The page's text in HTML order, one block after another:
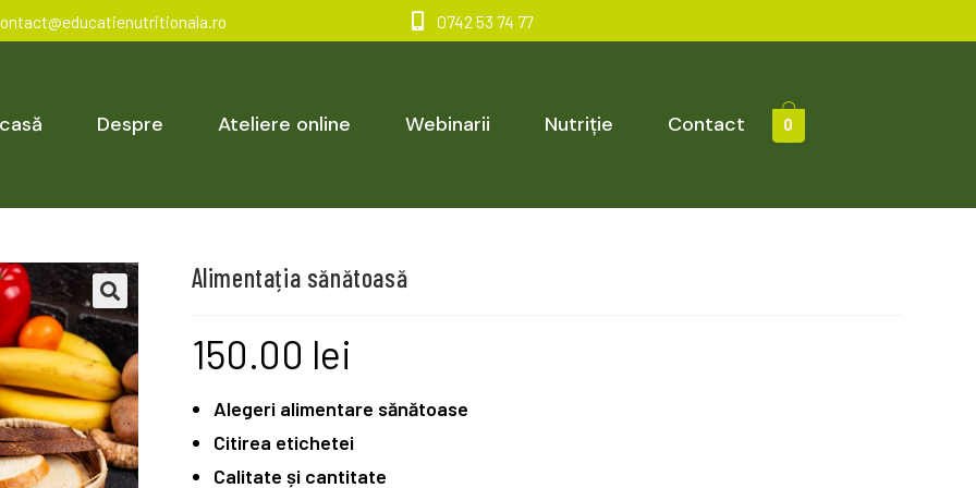
0742 53 74 77
Despre Ateliere online Webinarii Nutriție Contact 0
Alimentația sănătoasă
150.00 lei
Alegeri alimentare sănătoase
Citirea etichetei
Calitate și cantitate